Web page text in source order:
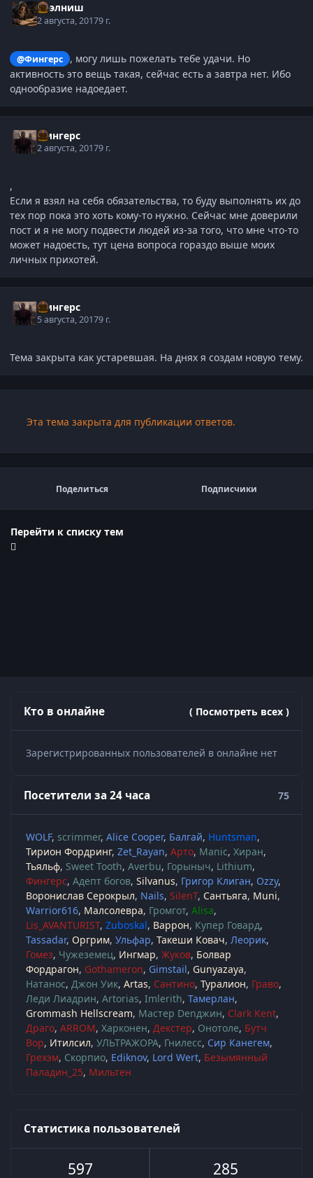
Нээлниш
2 августа, 20179 г.
@Фингерс
, могу лишь пожелать тебе удачи. Но
активность это вещь такая, сейчас есть а завтра нет. Ибо
однообразие надоедает.
Фингерс
2 августа, 20179 г.
,
Если я взял на себя обязательства, то буду выполнять их до
тех пор пока это хоть кому-то нужно. Сейчас мне доверили
пост и я не могу подвести людей из-за того, что мне что-то
может надоесть, тут цена вопроса гораздо выше моих
личных прихотей.
Фингерс
5 августа, 20179 г.
Тема закрыта как устаревшая. На днях я создам новую тему.
Эта тема закрыта для публикации ответов.
Поделиться Подписчики
Перейти к списку тем
Кто в онлайне ( Посмотреть всех )
Зарегистрированных пользователей в онлайне нет
Посетители за 24 часа 75
WOLF scrimmer Alice Cooper Балгай Huntsman
Тирион Фордринг Zet_Rayan Арто Manic Хиран
Тьяльф Sweet Tooth Averbu Горыныч Lithium
Фингерс Адепт богов Silvanus Григор Клиган Ozzy
Воронислав Серокрыл Nails SilenT Сантьяга Muni
Warrior616 Малсолевра Громгот Alisa
Lis_AVANTURIST Zuboskal Варрон Купер Говард
Tassadar Оргрим Ульфар Такеши Ковач Леорик
Гомез Чужеземец Ингмар Жуков Болвар
Фордрагон Gothameron Gimstail Gunyazaya
Натанос Джон Уик Artas Сантино Туралион Граво
Леди Лиадрин Artorias Imlerith Тамерлан
Grommash Hellscream Мастер Denджин Clark Kent
Драго ARROM Харконен Декстер Онотоле Бутч
Вор Итилсил УЛЬТРАЖОРА Гнилесс Сир Канегем
Грехэм Скорпио Ediknov Lord Wert Безымянный
Паладин_25 Мильтен
Статистика пользователей
597 285